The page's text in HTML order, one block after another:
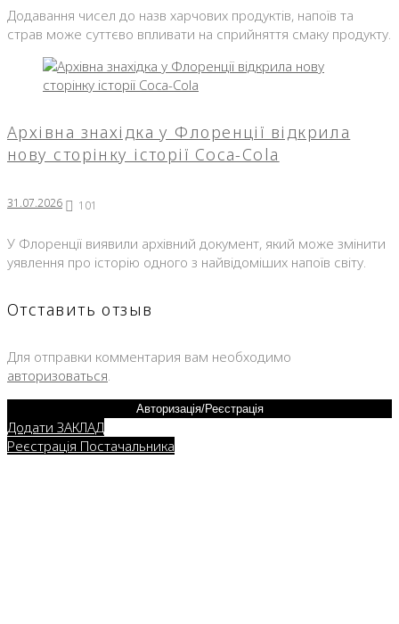
Додавання чисел до назв харчових продуктів, напоїв та
страв може суттєво впливати на сприйняття смаку продукту.
Архівна знахідка у Флоренції відкрила
нову сторінку історії Coca-Cola
31.07.2026 101
У Флоренції виявили архівний документ, який може змінити
уявлення про історію одного з найвідоміших напоїв світу.
Отставить отзыв
Для отправки комментария вам необходимо
авторизоваться
Авторизація/Реєстрація
Додати ЗАКЛАД
Реєстрація Постачальника